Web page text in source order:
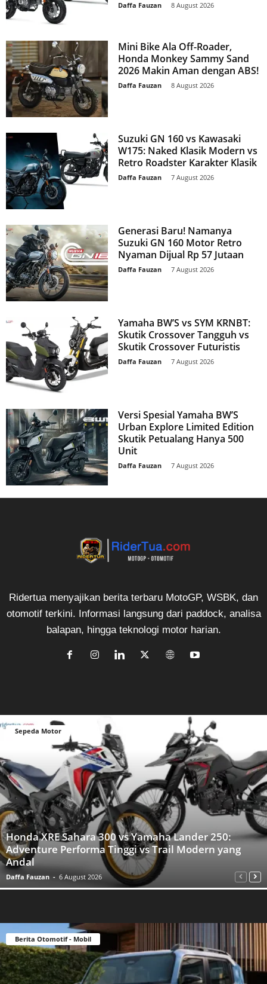
Daffa Fauzan 8 August 2026
Mini Bike Ala Off-Roader,
Honda Monkey Sammy Sand
2026 Makin Aman dengan ABS!
Daffa Fauzan 8 August 2026
Suzuki GN 160 vs Kawasaki
W175: Naked Klasik Modern vs
Retro Roadster Karakter Klasik
Daffa Fauzan 7 August 2026
Generasi Baru! Namanya
Suzuki GN 160 Motor Retro
Nyaman Dijual Rp 57 Jutaan
Daffa Fauzan 7 August 2026
Yamaha BW’S vs SYM KRNBT:
Skutik Crossover Tangguh vs
Skutik Crossover Futuristis
Daffa Fauzan 7 August 2026
Versi Spesial Yamaha BW’S
Urban Explore Limited Edition
Skutik Petualang Hanya 500
Unit
Daffa Fauzan 7 August 2026
Ridertua menyajikan berita terbaru MotoGP, WSBK, dan
otomotif terkini. Informasi langsung dari paddock, analisa
balapan, hingga teknologi motor harian.
Sepeda Motor
Honda XRE Sahara 300 vs Yamaha Lander 250:
Adventure Performa Tinggi vs Trail Modern yang
Andal
Daffa Fauzan - 6 August 2026
Berita Otomotif - Mobil